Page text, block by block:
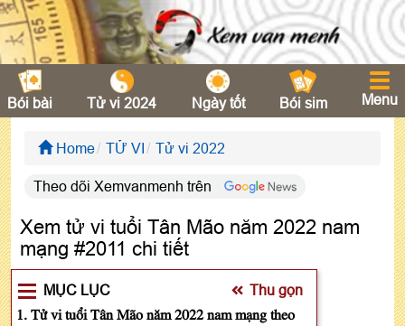
Bói bài Tử vi 2024 Ngày tốt Bói sim Menu
Home TỬ VI Tử vi 2022
Theo dõi Xemvanmenh trên
Xem tử vi tuổi Tân Mão năm 2022 nam
mạng #2011 chi tiết
MỤC LỤC Thu gọn
1. Tử vi tuổi Tân Mão năm 2022 nam mạng theo